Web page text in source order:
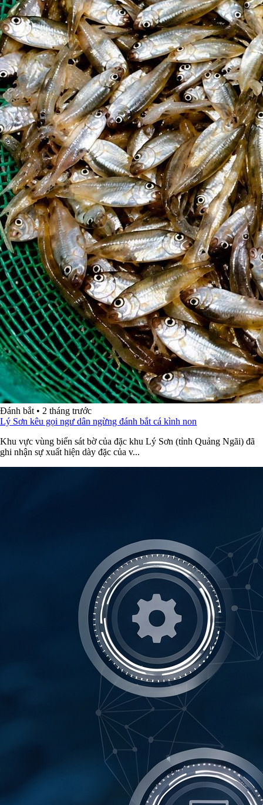
Đánh bắt • 2 tháng trước
Lý Sơn kêu gọi ngư dân ngừng đánh bắt cá kình non
Khu vực vùng biển sát bờ của đặc khu Lý Sơn (tỉnh Quảng Ngãi) đã
ghi nhận sự xuất hiện dày đặc của v...